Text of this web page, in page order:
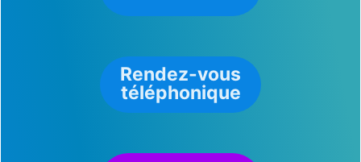
Rendez-vous
téléphonique